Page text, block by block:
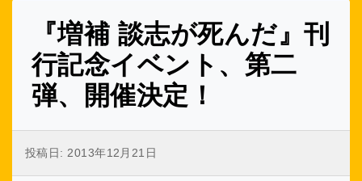
『増補 談志が死んだ』刊
行記念イベント、第二
弾、開催決定！
投稿日: 2013年12月21日